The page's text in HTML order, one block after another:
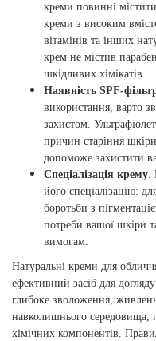
креми повинні
креми з високим
вітамінів та інших
крем не містив
шкідливих хімікатів.
Наявність SPF-
використання, варто
захистом.
причин старіння
допоможе захистити
Спеціалізація крему.
його спеціалізацію:
боротьби з
потреби вашої шкіри
вимогам.
Натуральні креми для
ефективний засіб для
глибоке зволоження,
навколишнього середовища,
хімічних компонентів.